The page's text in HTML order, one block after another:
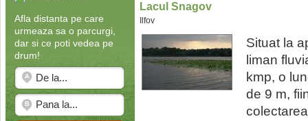
Afla distanta pe care
urmeaza sa o parcurgi,
dar si ce poti vedea pe
drum!
Lacul Snagov
Ilfov
Situat la
liman
kmp, o
de 9 m,